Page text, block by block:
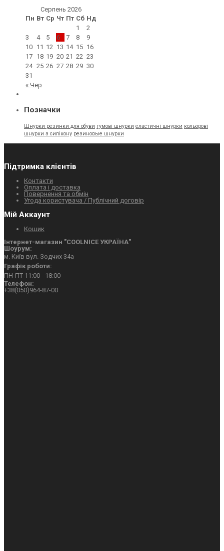
Серпень 2026
Пн Вт Ср Чт Пт Сб Нд
« Чер
1
2
3
4 5 6 7 8
9
10 11 12 13 14 15 16
17 18 19 20 21 22 23
24 25 26 27 28 29 30
31
Позначки
Шнурки резинки для обуви гумовi шнурки еластичнi шнурки кольорові
шнурки з силікону резиновые шнурки
Пiдтримка клієнтів
Контакти
Оплата і доставка
Повернення та обмін
Угода користувача / Публічний договір
Мiй Аккаунт
Кошик
Інтернет-магазин "СOOLNICE УКРАЇНА"
Шоурум:
м. Київ вул. Зодчих 34а
Графік роботи:
ПН-ПТ 11:00 - 18:00
Телефон:
+38(050)964-87-00